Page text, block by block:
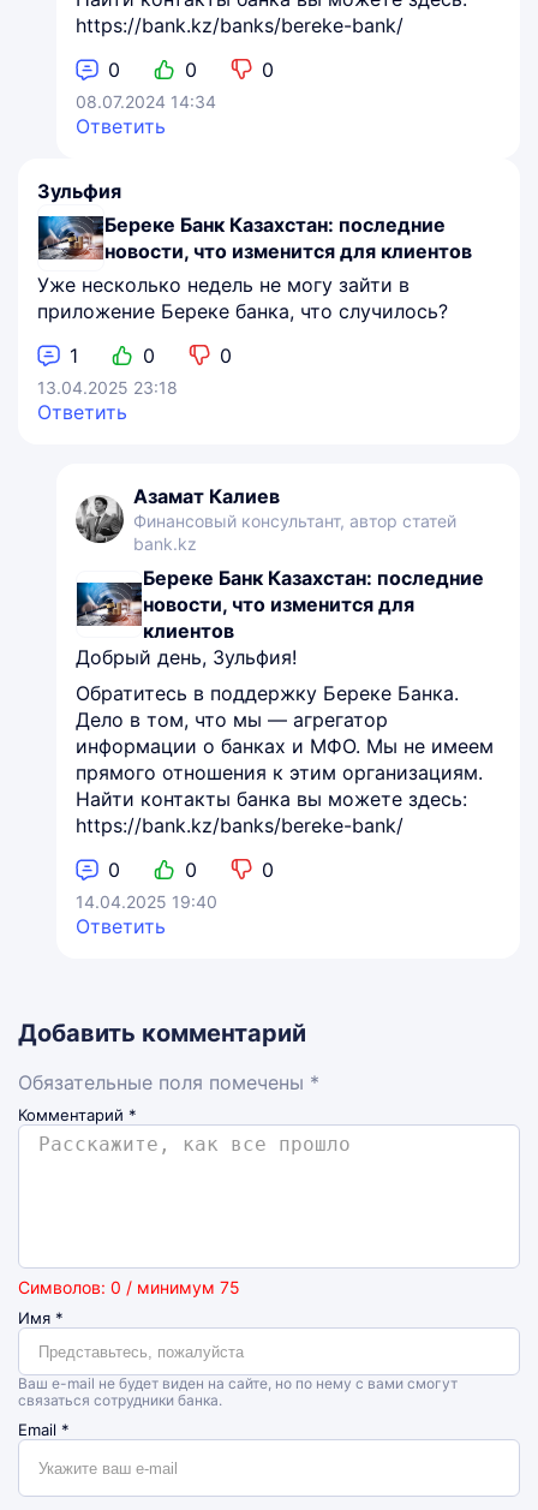
https://bank.kz/banks/bereke-bank/
0
0 0
08.07.2024 14:34
Ответить
Зульфия
Береке Банк Казахстан: последние
новости, что изменится для клиентов
Уже несколько недель не могу зайти в
приложение Береке банка, что случилось?
1
0 0
13.04.2025 23:18
Ответить
Азамат Калиев
Финансовый консультант, автор статей
bank.kz
Береке Банк Казахстан: последние
новости, что изменится для
клиентов
Добрый день, Зульфия!
Обратитесь в поддержку Береке Банка.
Дело в том, что мы — агрегатор
информации о банках и МФО. Мы не имеем
прямого отношения к этим организациям.
Найти контакты банка вы можете здесь:
https://bank.kz/banks/bereke-bank/
0
0 0
14.04.2025 19:40
Ответить
Добавить комментарий
Обязательные поля помечены *
Комментарий *
Символов: 0 / минимум 75
Имя *
Ваш e-mail не будет виден на сайте, но по нему с вами смогут
связаться сотрудники банка.
Email *